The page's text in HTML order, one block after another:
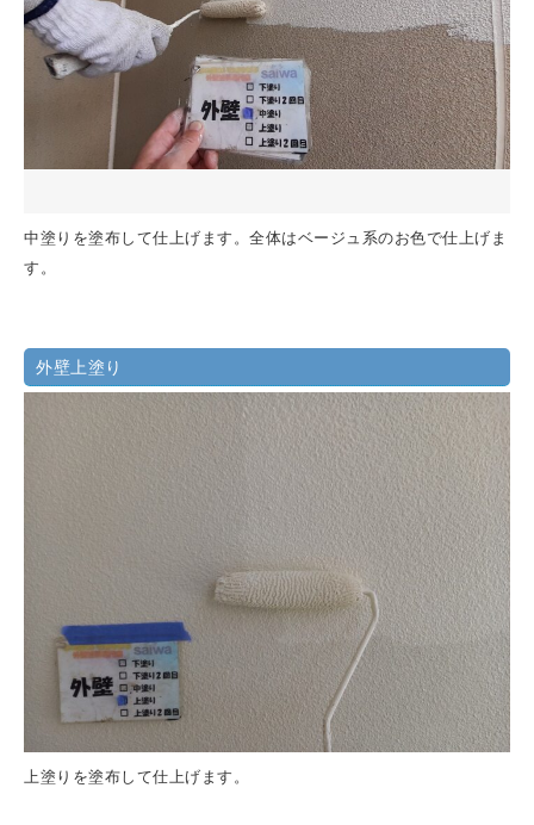
中塗りを塗布して仕上げます。全体はベージュ系のお色で仕上げま
す。
外壁上塗り
上塗りを塗布して仕上げます。